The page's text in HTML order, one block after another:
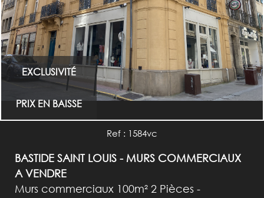
+ de critères
EXCLUSIVITÉ
PRIX EN BAISSE
Ref : 1584vc
BASTIDE SAINT LOUIS - MURS COMMERCIAUX
A VENDRE
Murs commerciaux 100m² 2 Pièces -